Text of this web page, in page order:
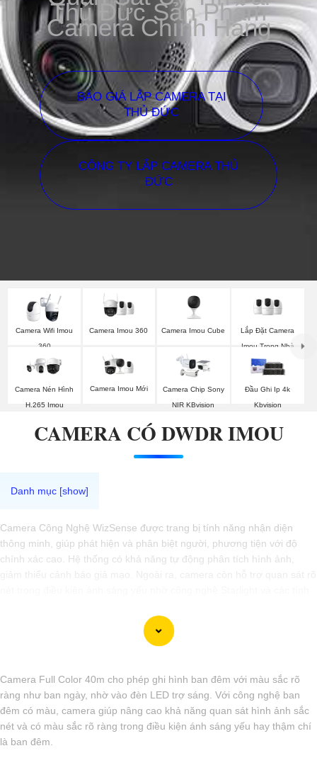
Thủ Đức Sản Phẩm
Camera Chính Hãng
BÁO GIÁ LẮP CAMERA TẠI
THỦ ĐỨC
CÔNG TY LẮP CAMERA THỦ
ĐỨC
Camera Wifi Imou
360
Camera Imou 360 Camera Imou Cube
Lắp Đặt Camera
Imou Trong Nhà
Camera Nén Hình
H.265 Imou
Camera Imou Mới
Camera Chip Sony
NIR KBvision
Đầu Ghi Ip 4k
Kbvision
CAMERA CÓ DWDR IMOU
Camera Công Nghệ WizSense được trang bị tính năng nhận diện
thông minh, giúp phát hiện và phân biệt người, phương tiện với độ
chính xác cao. Hệ thống có khả năng tự động phân tích hình ảnh,
Camera Full Color 40m cho phép ghi hình ban đêm với màu sắc rõ
ràng như ban ngày, nhờ vào đèn LED trợ sáng. Với công nghệ ban
đêm có màu, camera giúp nâng cao khả năng quan sát hình ảnh sắc
nét và có màu sắc rõ ràng trong điều kiện ánh sáng yếu hay thậm chí
là ban đêm.